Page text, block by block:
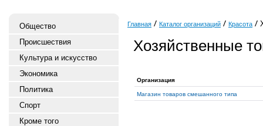
Общество
Происшествия
Культура и искусство
Экономика
Политика
Спорт
Кроме того
Главная Каталог организаций Красота
Хозяйственные
Организация
Магазин товаров смешанного типа